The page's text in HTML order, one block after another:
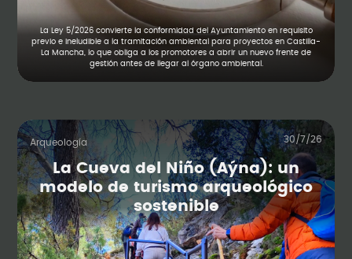
La Ley 5/2026 convierte la conformidad del Ayuntamiento en requisito
previo e ineludible a la tramitación ambiental para proyectos en Castilla-
La Mancha, lo que obliga a los promotores a abrir un nuevo frente de
gestión antes de llegar al órgano ambiental.
Arqueología 30/7/26
La Cueva del Niño (Aýna): un
modelo de turismo arqueológico
sostenible